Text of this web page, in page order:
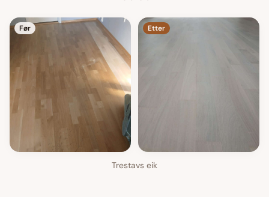
Før Etter
Trestavs eik